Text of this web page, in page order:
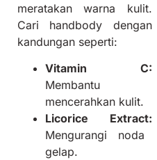
meratakan warna kulit.
Cari handbody dengan
kandungan seperti:
Vitamin C:
Membantu
mencerahkan kulit.
Licorice Extract:
Mengurangi noda
gelap.